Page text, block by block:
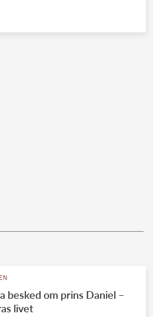
besked om prins Daniel –
livet